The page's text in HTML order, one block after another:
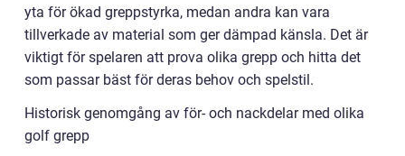
yta för ökad greppstyrka, medan andra kan vara
tillverkade av material som ger dämpad känsla. Det är
viktigt för spelaren att prova olika grepp och hitta det
som passar bäst för deras behov och spelstil.
Historisk genomgång av för- och nackdelar med olika
golf grepp